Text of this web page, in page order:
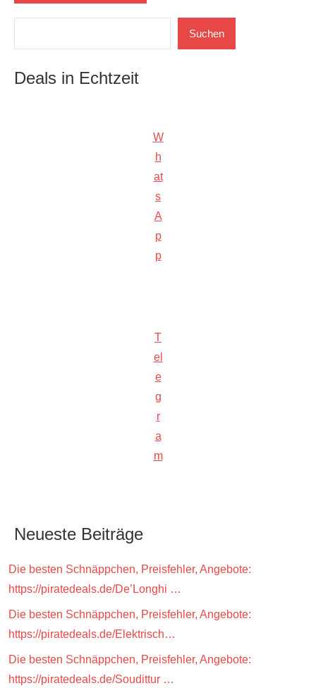
Suchen
Deals in Echtzeit
W
h
at
s
A
p
p
T
el
e
g
r
a
m
Neueste Beiträge
Die besten Schnäppchen, Preisfehler, Angebote:
https://piratedeals.de/De’Longhi …
Die besten Schnäppchen, Preisfehler, Angebote:
https://piratedeals.de/Elektrisch…
Die besten Schnäppchen, Preisfehler, Angebote:
https://piratedeals.de/Soudittur …